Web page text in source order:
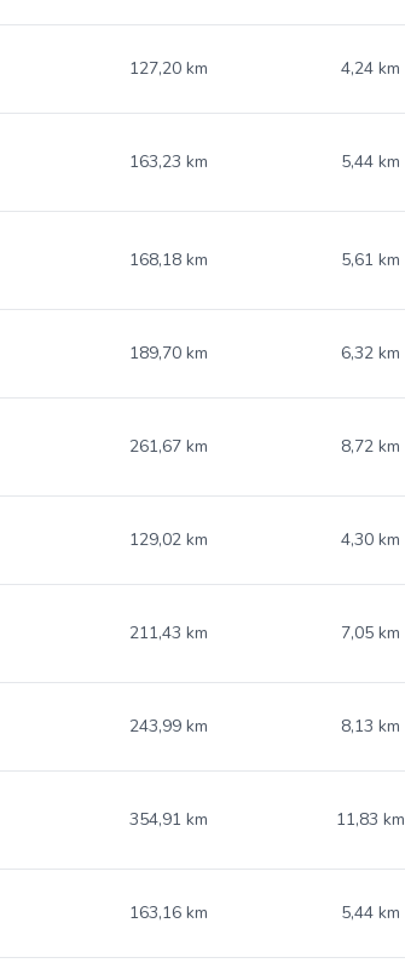
127,20 km 4,24 km
163,23 km 5,44 km
168,18 km 5,61 km
189,70 km 6,32 km
261,67 km 8,72 km
129,02 km 4,30 km
211,43 km 7,05 km
243,99 km 8,13 km
354,91 km 11,83 km
163,16 km 5,44 km